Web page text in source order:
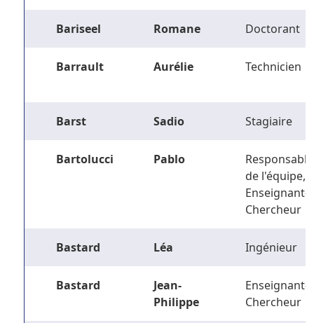
Bariseel Romane Doctorant
Barrault Aurélie Technicien
Barst Sadio Stagiaire
Bartolucci Pablo
Responsable
de l'équipe,
Enseignant-
Chercheur
Bastard Léa Ingénieur
Bastard
Jean-
Philippe
Enseignant-
Chercheur